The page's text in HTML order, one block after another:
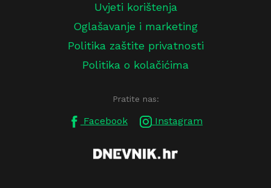
Uvjeti korištenja
Oglašavanje i marketing
Politika zaštite privatnosti
Politika o kolačićima
Pratite nas:
Facebook Instagram